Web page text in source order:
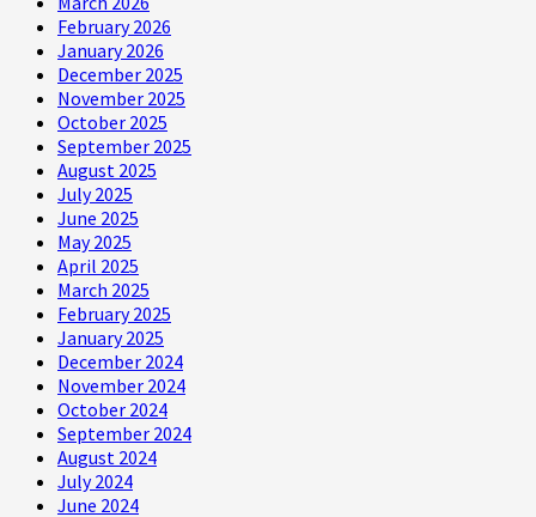
February 2026
January 2026
December 2025
November 2025
October 2025
September 2025
August 2025
July 2025
June 2025
May 2025
April 2025
March 2025
February 2025
January 2025
December 2024
November 2024
October 2024
September 2024
August 2024
July 2024
June 2024